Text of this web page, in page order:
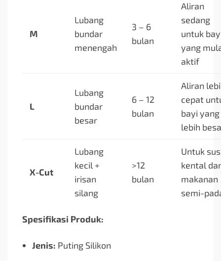
M
Lubang
bundar
menengah
3 – 6
bulan
Aliran
sedang
untuk
yang
aktif
L
Lubang
bundar
besar
6 – 12
bulan
Aliran
cepat
bayi yang
lebih
X-Cut
Lubang
kecil +
irisan
silang
>12
bulan
Untuk
kental
makanan
semi-
Spesifikasi Produk:
Jenis: Puting Silikon